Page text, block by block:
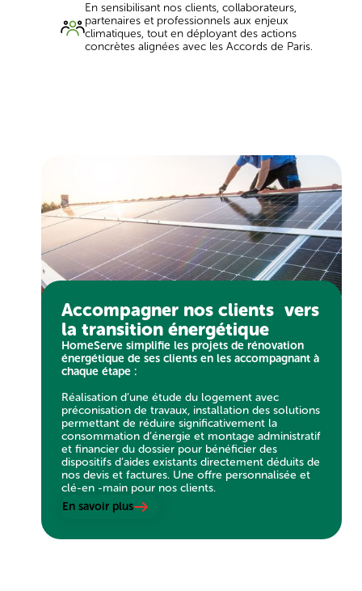
En sensibilisant nos clients, collaborateurs,
partenaires et professionnels aux enjeux
climatiques, tout en déployant des actions
concrètes alignées avec les Accords de Paris.
Accompagner nos clients vers
la transition énergétique
HomeServe simplifie les projets de rénovation
énergétique de ses clients en les accompagnant à
chaque étape :
Réalisation d’une étude du logement avec
préconisation de travaux, installation des solutions
permettant de réduire significativement la
consommation d’énergie et montage administratif
et financier du dossier pour bénéficier des
dispositifs d’aides existants directement déduits de
nos devis et factures. Une offre personnalisée et
clé-en -main pour nos clients.
En savoir plus